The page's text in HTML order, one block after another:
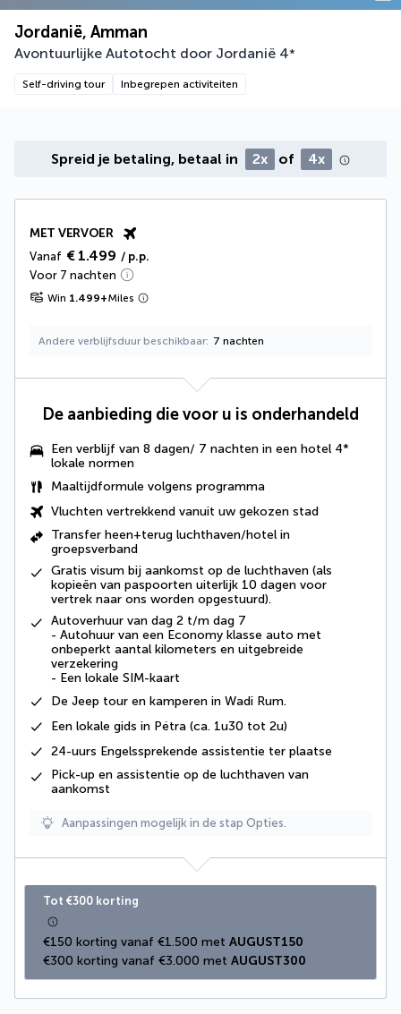
Jordanië, Amman
Avontuurlijke Autotocht door Jordanië 4*
Self-driving tour Inbegrepen activiteiten
Spreid je betaling, betaal in 2x of 4x
MET VERVOER
Vanaf € 1.499 / p.p.
Voor 7 nachten
Win 1.499+Miles
Andere verblijfsduur beschikbaar 7 nachten
De aanbieding die voor u is onderhandeld
Een verblijf van 8 dagen/ 7 nachten in een hotel 4*
lokale normen
Maaltijdformule volgens programma
Vluchten vertrekkend vanuit uw gekozen stad
Transfer heen+terug luchthaven/hotel in
groepsverband
Gratis visum bij aankomst op de luchthaven (als
kopieën van paspoorten uiterlijk 10 dagen voor
vertrek naar ons worden opgestuurd).
Autoverhuur van dag 2 t/m dag 7
- Autohuur van een Economy klasse auto met
onbeperkt aantal kilometers en uitgebreide
verzekering
- Een lokale SIM-kaart
De Jeep tour en kamperen in Wadi Rum.
Een lokale gids in Pétra (ca. 1u30 tot 2u)
24-uurs Engelssprekende assistentie ter plaatse
Pick-up en assistentie op de luchthaven van
aankomst
Aanpassingen mogelijk in de stap Opties.
Tot €300 korting
€150 korting vanaf €1.500 met AUGUST150
€300 korting vanaf €3.000 met AUGUST300